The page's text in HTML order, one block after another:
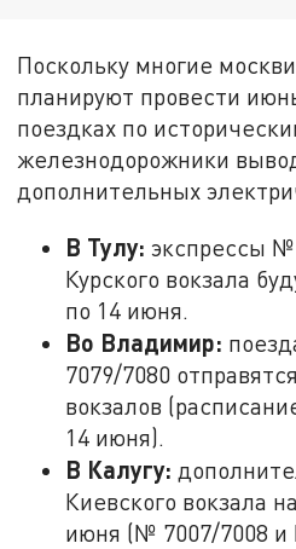
Поскольку многие
планируют провести
поездках по
железнодорожники
дополнительных
В Тулу:экспрессы
Курского вокзала
по 14 июня.
Во Владимир:
7079/7080
вокзалов
14 июня).
В Калугу:
Киевского вокзала
июня (№ 7007/7008 и